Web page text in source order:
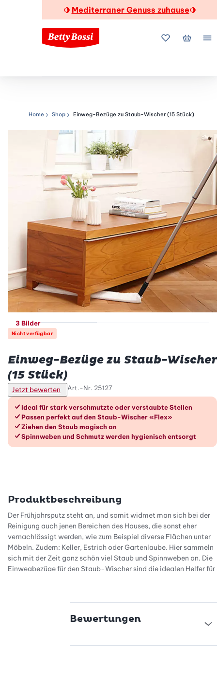
🍋 Mediterraner Genuss zuhause🍋
MeineMein
Navigationspfad
Home Shop Einweg-Bezüge zu Staub-Wischer (15 Stück)
3 Bilder
Nicht verfügbar
Einweg-Bezüge zu Staub-Wischer
(15 Stück)
Jetzt bewerten Art.-Nr. 25127
Die Vorteile im Überblick
Ideal für stark verschmutzte oder verstaubte Stellen
Passen perfekt auf den Staub-Wischer «Flex»
Ziehen den Staub magisch an
Spinnweben und Schmutz werden hygienisch entsorgt
Produktbeschreibung
Der Frühjahrsputz steht an, und somit widmet man sich bei der
Reinigung auch jenen Bereichen des Hauses, die sonst eher
vernachlässigt werden, wie zum Beispiel diverse Flächen unter
Möbeln. Zudem: Keller, Estrich oder Gartenlaube. Hier sammeln
sich mit der Zeit ganz schön viel Staub und Spinnweben an. Die
Einwegbezüge für den Staub-Wischer sind die idealen Helfer für
Die Bezüge ziehen den Staub quasi magisch an und machen
wieder sauber. Sie sorgen ausserdem für eine sehr hygienische
Gebrauch direkt entsorgt werden können.
Bewertungen